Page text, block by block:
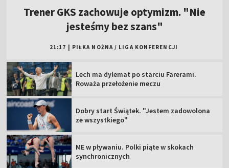
Trener GKS zachowuje optymizm. "Nie
jesteśmy bez szans"
21:17 PIŁKA NOŻNA / LIGA KONFERENCJI
Lech ma dylemat po starciu Farerami.
Roważa przełożenie meczu
Dobry start Świątek. "Jestem zadowolona
ze wszystkiego"
ME w pływaniu. Polki piąte w skokach
synchronicznych